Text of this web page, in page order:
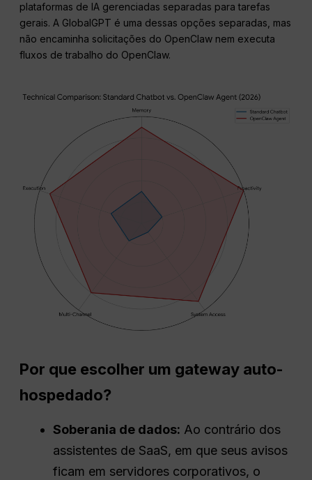
plataformas de IA gerenciadas separadas para tarefas
gerais. A GlobalGPT é uma dessas opções separadas, mas
não encaminha solicitações do OpenClaw nem executa
fluxos de trabalho do OpenClaw.
Por que escolher um gateway auto-
hospedado?
Soberania de dados: Ao contrário dos
assistentes de SaaS, em que seus avisos
ficam em servidores corporativos, o